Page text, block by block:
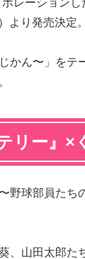
より発売決定。
かん〜」を
リー』×
野球部員たち
、山田太郎た